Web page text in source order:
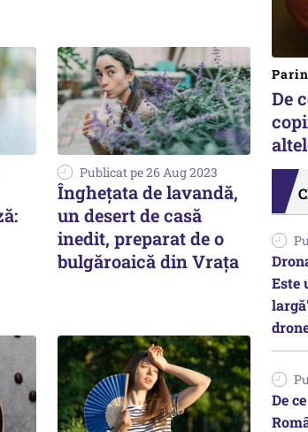
Publicat pe 26 Aug 2023
Îngheţata de lavandă,
un desert de casă
inedit, preparat de o
bulgăroaică din Vraţa
De
Este
De